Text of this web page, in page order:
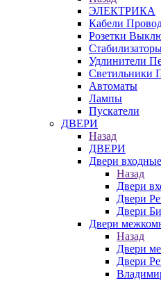
ЭЛЕКТРИКА
Кабели
Розетки
Удлинители
Светильники
Автоматы
Лампы
Пускатели
ДВЕРИ
Назад
ДВЕРИ
Двери входные
Назад
Двери
Двери
Двери
Двери
Назад
Двери
Двери